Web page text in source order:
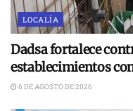
LOCALÍA
Dadsa fortalece
establecimientos
6 DE AGOSTO DE 2026